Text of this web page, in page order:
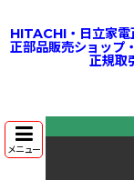
HITACHI・日立家電
正部品販売ショップ
正規取
メニュー